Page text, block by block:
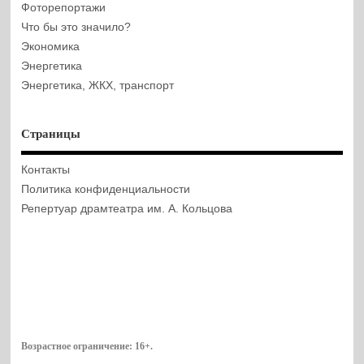
Фоторепортажи
Что бы это значило?
Экономика
Энергетика
Энергетика, ЖКХ, транспорт
Страницы
Контакты
Политика конфиденциальности
Репертуар драмтеатра им. А. Кольцова
Возрастное ограничение: 16+.